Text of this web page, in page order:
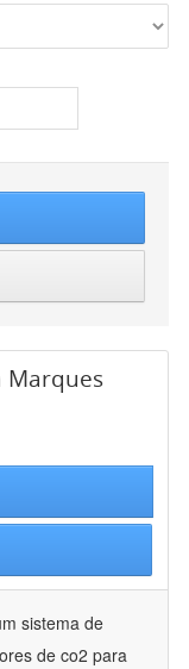
Marques
sistema de
de co2 para